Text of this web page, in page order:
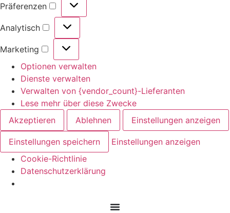
Präferenzen
Präferenzen
Analytisch
Analytisch
Marketing
Marketing
Optionen verwalten
Dienste verwalten
Verwalten von {vendor_count}-Lieferanten
Lese mehr über diese Zwecke
Akzeptieren
Ablehnen Einstellungen anzeigen
Einstellungen speichern
Einstellungen anzeigen
Cookie-Richtlinie
Datenschutzerklärung